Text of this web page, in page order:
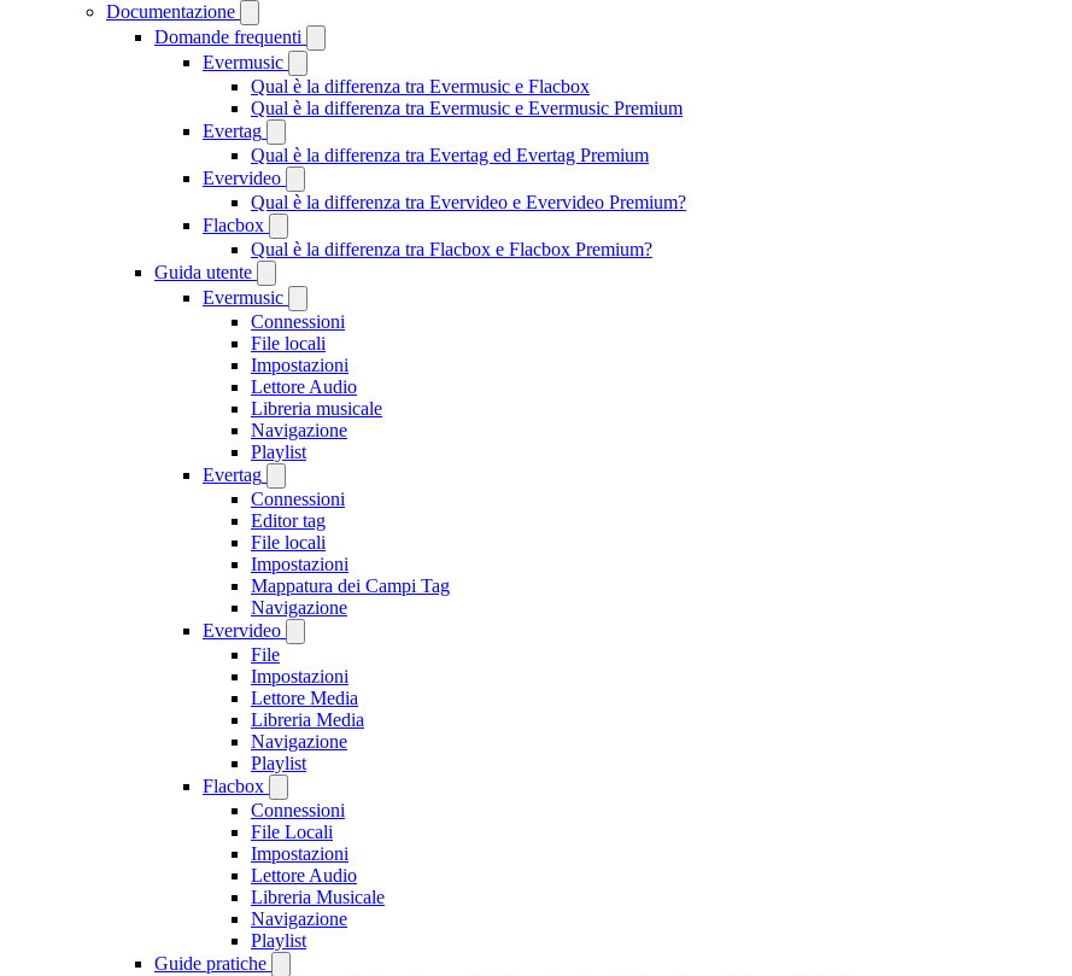
Documentazione
Domande frequenti
Evermusic
Qual è la differenza tra Evermusic e Flacbox
Qual è la differenza tra Evermusic e Evermusic Premium
Evertag
Qual è la differenza tra Evertag ed Evertag Premium
Evervideo
Qual è la differenza tra Evervideo e Evervideo Premium?
Flacbox
Qual è la differenza tra Flacbox e Flacbox Premium?
Guida utente
Evermusic
Connessioni
File locali
Impostazioni
Lettore Audio
Libreria musicale
Navigazione
Playlist
Evertag
Connessioni
Editor tag
File locali
Impostazioni
Mappatura dei Campi Tag
Navigazione
Evervideo
File
Impostazioni
Lettore Media
Libreria Media
Navigazione
Playlist
Flacbox
Connessioni
File Locali
Impostazioni
Lettore Audio
Libreria Musicale
Navigazione
Playlist
Guide pratiche